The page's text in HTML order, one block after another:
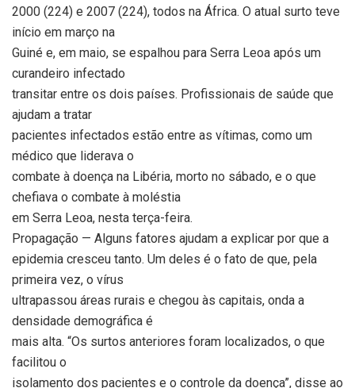
2000 (224) e 2007 (224), todos na África. O atual surto teve
início em março na
Guiné e, em maio, se espalhou para Serra Leoa após um
curandeiro infectado
transitar entre os dois países. Profissionais de saúde que
ajudam a tratar
pacientes infectados estão entre as vítimas, como um
médico que liderava o
combate à doença na Libéria, morto no sábado, e o que
chefiava o combate à moléstia
em Serra Leoa, nesta terça-feira.
Propagação — Alguns fatores ajudam a explicar por que a
epidemia cresceu tanto. Um deles é o fato de que, pela
primeira vez, o vírus
ultrapassou áreas rurais e chegou às capitais, onda a
densidade demográfica é
mais alta. “Os surtos anteriores foram localizados, o que
facilitou o
isolamento dos pacientes e o controle da doença”, disse ao